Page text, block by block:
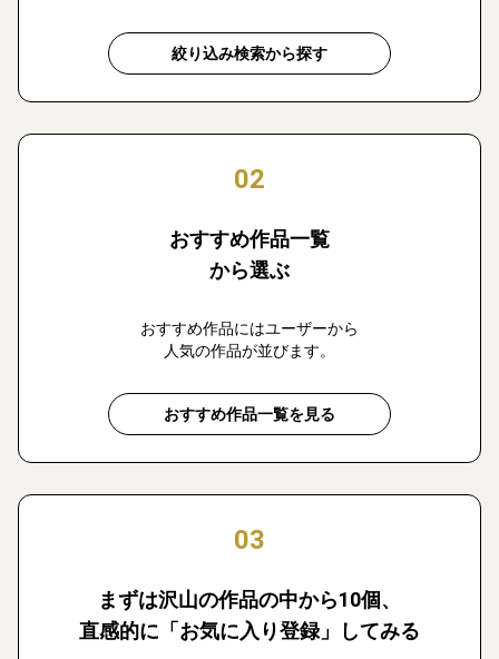
絞り込み検索から探す
02
おすすめ作品一覧
から選ぶ
おすすめ作品にはユーザーから
人気の作品が並びます。
おすすめ作品一覧を見る
03
まずは沢山の作品の中から10個、
直感的に「お気に入り登録」してみる